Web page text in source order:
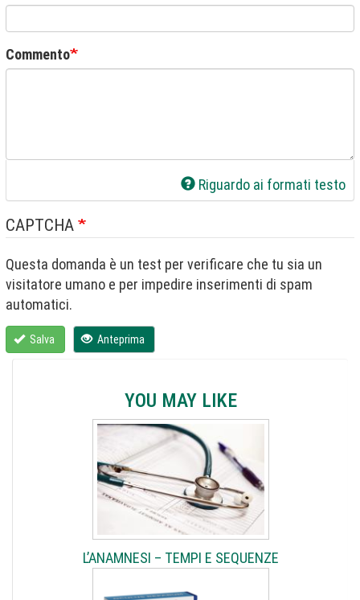
Commento
Riguardo ai formati testo
CAPTCHA
Questa domanda è un test per verificare che tu sia un
visitatore umano e per impedire inserimenti di spam
automatici.
Salva Anteprima
YOU MAY LIKE
L’ANAMNESI – TEMPI E SEQUENZE